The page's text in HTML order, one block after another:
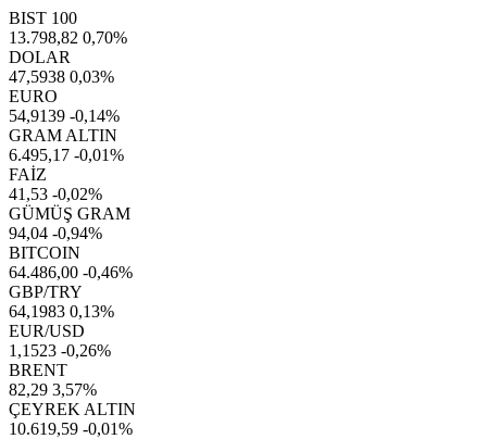
BIST 100
13.798,82 0,70%
DOLAR
47,5938 0,03%
EURO
54,9139 -0,14%
GRAM ALTIN
6.495,17 -0,01%
FAİZ
41,53 -0,02%
GÜMÜŞ GRAM
94,04 -0,94%
BITCOIN
64.486,00 -0,46%
GBP/TRY
64,1983 0,13%
EUR/USD
1,1523 -0,26%
BRENT
82,29 3,57%
ÇEYREK ALTIN
10.619,59 -0,01%